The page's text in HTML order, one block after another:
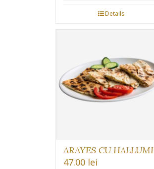
Details
ARAYES CU HALLUMI
47.00 lei